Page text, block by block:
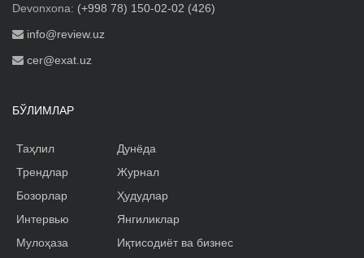
Devonxona: (+998 78) 150-02-02 (426)
info@review.uz
cer@exat.uz
БЎЛИМЛАР
Таҳлил
Трендлар
Бозорлар
Интервью
Мулоҳаза
Дунёда
Журнал
Ҳудудлар
Янгиликлар
Иқтисодиёт ва бизнес